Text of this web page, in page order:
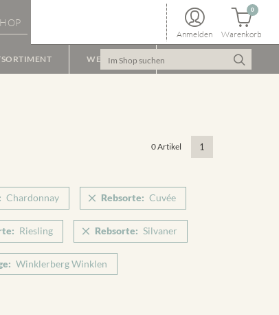
Anmelden Warenkorb
0
WEINPAKET
0 Artikel 1
Chardonnay Rebsorte: Cuvée
Riesling Rebsorte: Silvaner
Winklerberg Winklen